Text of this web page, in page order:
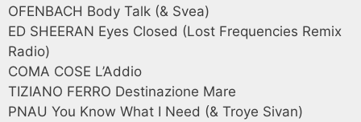
OFENBACH Body Talk (& Svea)
ED SHEERAN Eyes Closed (Lost Frequencies Remix
Radio)
COMA COSE L’Addio
TIZIANO FERRO Destinazione Mare
PNAU You Know What I Need (& Troye Sivan)